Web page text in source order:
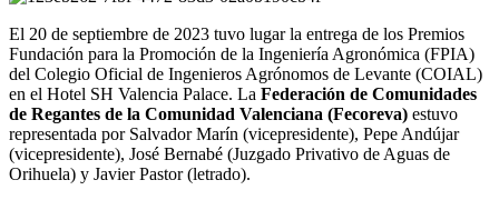
El 20 de septiembre de 2023 tuvo lugar la entrega de los Premios
Fundación para la Promoción de la Ingeniería Agronómica (FPIA)
del Colegio Oficial de Ingenieros Agrónomos de Levante (COIAL)
en el Hotel SH Valencia Palace. La Federación de Comunidades
de Regantes de la Comunidad Valenciana (Fecoreva) estuvo
representada por Salvador Marín (vicepresidente), Pepe Andújar
(vicepresidente), José Bernabé (Juzgado Privativo de Aguas de
Orihuela) y Javier Pastor (letrado).